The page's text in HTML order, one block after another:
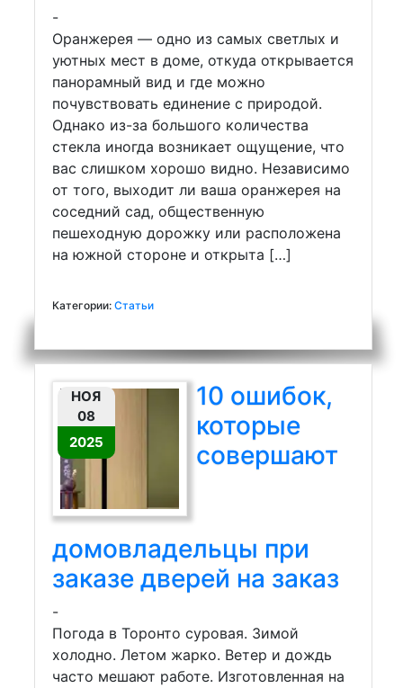
-
Оранжерея — одно из самых светлых и
уютных мест в доме, откуда открывается
панорамный вид и где можно
почувствовать единение с природой.
Однако из-за большого количества
стекла иногда возникает ощущение, что
вас слишком хорошо видно. Независимо
от того, выходит ли ваша оранжерея на
соседний сад, общественную
пешеходную дорожку или расположена
на южной стороне и открыта […]
Категории: Статьи
НОЯ
08
2025
10 ошибок,
которые
совершают
домовладельцы при
заказе дверей на заказ
-
Погода в Торонто суровая. Зимой
холодно. Летом жарко. Ветер и дождь
часто мешают работе. Изготовленная на